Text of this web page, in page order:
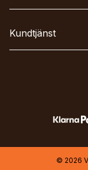
Kundtjänst
© 2026